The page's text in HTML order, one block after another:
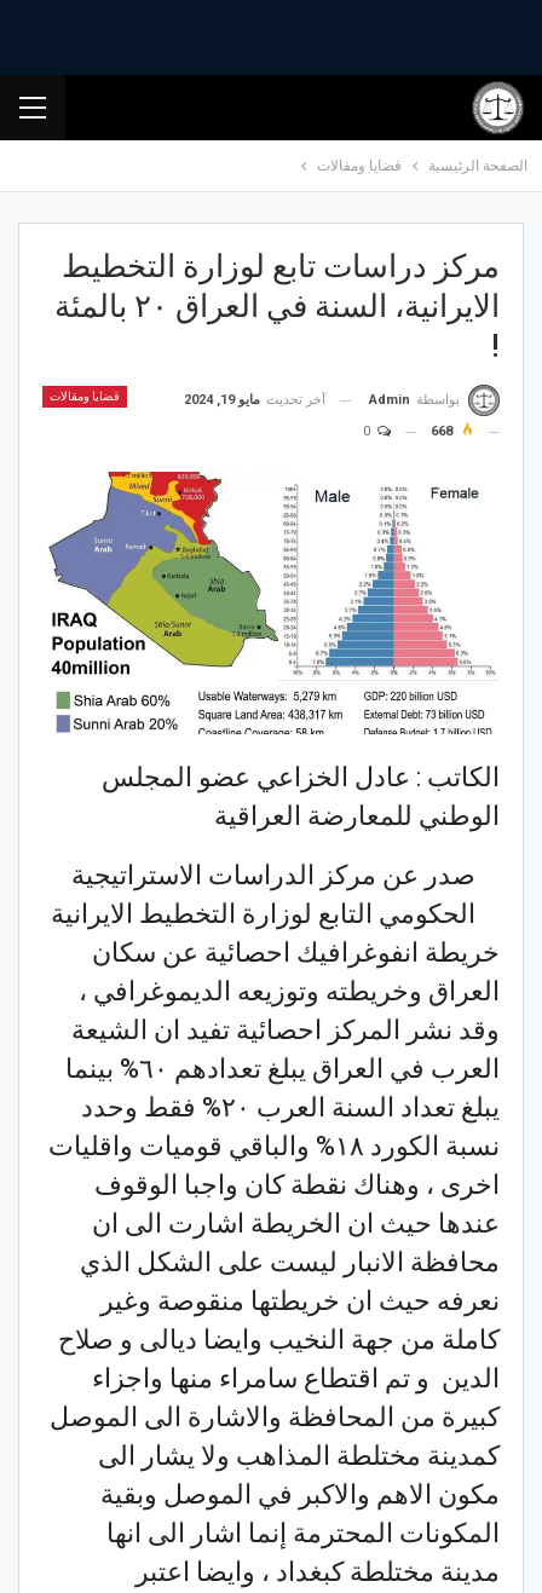
الصفحة الرئيسية قضايا ومقالات
مركز دراسات تابع لوزارة التخطيط
الايرانية، السنة في العراق ٢٠ بالمئة
!
قضايا ومقالات بواسطة Admin آخر تحديث مايو 19, 2024
668
الكاتب : عادل الخزاعي عضو المجلس
الوطني للمعارضة العراقية
صدر عن مركز الدراسات الاستراتيجية
الحكومي التابع لوزارة التخطيط الايرانية
خريطة انفوغرافيك احصائية عن سكان
العراق وخريطته وتوزيعه الديموغرافي ،
وقد نشر المركز احصائية تفيد ان الشيعة
العرب في العراق يبلغ تعدادهم ٦٠% بينما
يبلغ تعداد السنة العرب ٢٠% فقط وحدد
نسبة الكورد ١٨% والباقي قوميات واقليات
اخرى ، وهناك نقطة كان واجبا الوقوف
عندها حيث ان الخريطة اشارت الى ان
محافظة الانبار ليست على الشكل الذي
نعرفه حيث ان خريطتها منقوصة وغير
كاملة من جهة النخيب وايضا ديالى و صلاح
الدين و تم اقتطاع سامراء منها واجزاء
كبيرة من المحافظة والاشارة الى الموصل
كمدينة مختلطة المذاهب ولا يشار الى
مكون الاهم والاكبر في الموصل وبقية
المكونات المحترمة إنما اشار الى انها
مدينة مختلطة كبغداد ، وايضا اعتبر